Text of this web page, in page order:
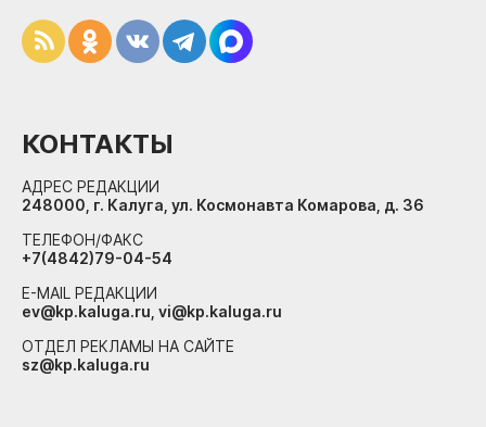
КОНТАКТЫ
АДРЕС РЕДАКЦИИ
248000, г. Калуга, ул. Космонавта Комарова, д. 36
ТЕЛЕФОН/ФАКС
+7(4842)79-04-54
E-MAIL РЕДАКЦИИ
ev@kp.kaluga.ru, vi@kp.kaluga.ru
ОТДЕЛ РЕКЛАМЫ НА САЙТЕ
sz@kp.kaluga.ru